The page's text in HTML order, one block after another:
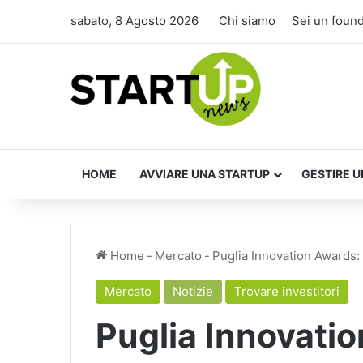
sabato, 8 Agosto 2026 Chi siamo Sei un
HOME AVVIARE UNA STARTUP GESTIRE
Home - Mercato - Puglia Innovation
Mercato Notizie Trovare investitori
Puglia